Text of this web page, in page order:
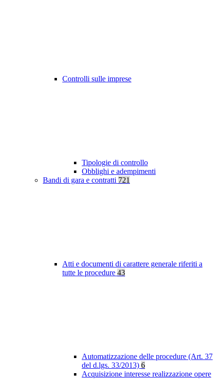
Controlli sulle imprese
Tipologie di controllo
Obblighi e adempimenti
Bandi di gara e contratti 721
Atti e documenti di carattere generale riferiti a
tutte le procedure 43
Automatizzazione delle procedure (Art. 37
del d.lgs. 33/2013) 6
Acquisizione interesse realizzazione opere